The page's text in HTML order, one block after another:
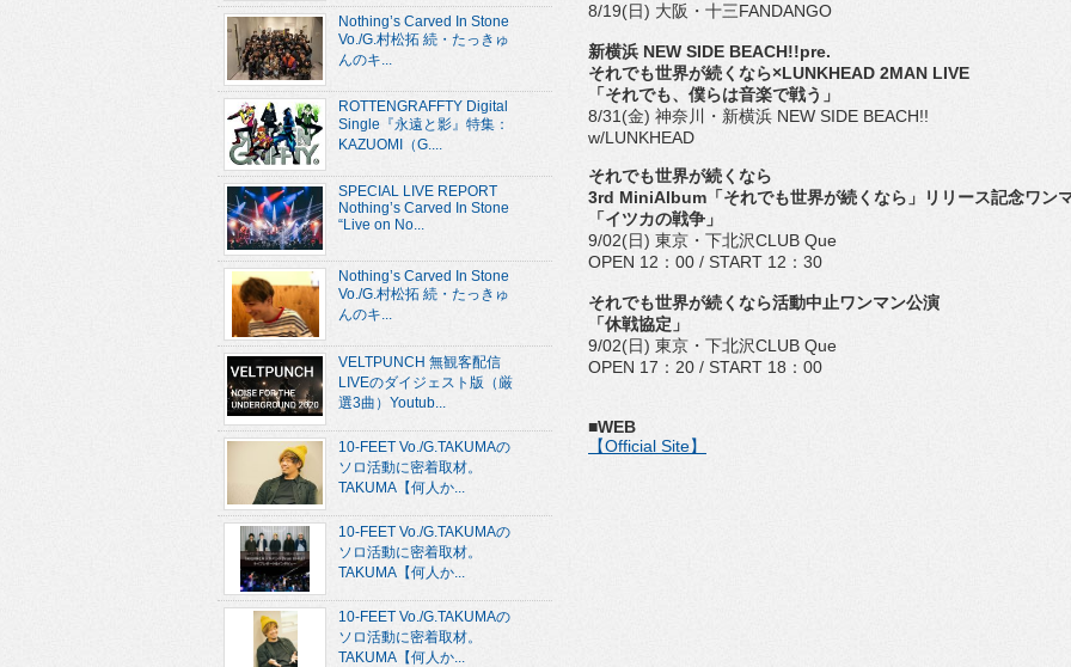
8/19(日) 大阪・十三FANDANGO
新横浜 NEW SIDE BEACH!!pre.
それでも世界が続くなら×LUNKHEAD 2MAN LIVE
「それでも、僕らは音楽で戦う」
8/31(金) 神奈川・新横浜 NEW SIDE BEACH!!
w/LUNKHEAD
それでも世界が続くなら
3rd MiniAlbum「それでも世界が続くなら」リリース記念ワン
「イツカの戦争」
9/02(日) 東京・下北沢CLUB Que
OPEN 12：00 / START 12：30
それでも世界が続くなら活動中止ワンマン公演
「休戦協定」
9/02(日) 東京・下北沢CLUB Que
OPEN 17：20 / START 18：00
■WEB
【Official Site】
Nothing’s Carved In Stone
Vo./G.村松拓 続・たっきゅ
んのキ...
ROTTENGRAFFTY Digital
Single『永遠と影』特集：
KAZUOMI（G....
SPECIAL LIVE REPORT
Nothing’s Carved In Stone
“Live on No...
Nothing’s Carved In Stone
Vo./G.村松拓 続・たっきゅ
んのキ...
VELTPUNCH 無観客配信
LIVEのダイジェスト版（厳
選3曲）Youtub...
10-FEET Vo./G.TAKUMAの
ソロ活動に密着取材。
TAKUMA【何人か...
10-FEET Vo./G.TAKUMAの
ソロ活動に密着取材。
TAKUMA【何人か...
10-FEET Vo./G.TAKUMAの
ソロ活動に密着取材。
TAKUMA【何人か...